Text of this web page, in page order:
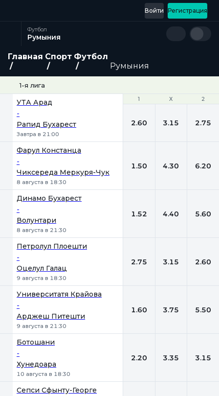
Регистрация
Войти
Футбол
Румыния
Главная Спорт Футбол
Румыния
1-я лига
1 Х 2
УТА Арад
-
Рапид Бухарест
Завтра в 21:00
1 Х 2
2.60 3.15 2.75
Фарул Констанца
-
Чиксереда Меркуря-Чук
8 августа в 18:30
1.50 4.30 6.20
Динамо Бухарест
-
Волунтари
8 августа в 21:30
1.52 4.40 5.60
Петролул Плоешти
-
Оцелул Галац
9 августа в 18:30
2.75 3.15 2.60
Университатя Крайова
-
Арджеш Питешти
9 августа в 21:30
1.60 3.75 5.50
Ботошани
-
Хунедоара
10 августа в 18:30
2.20 3.35 3.15
Сепси Сфынту-Георге